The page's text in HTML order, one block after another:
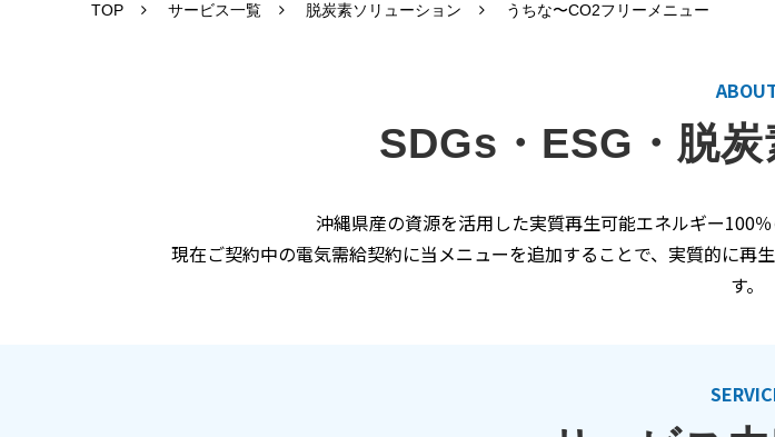
TOP サービス一覧 脱炭素ソリューション うちな〜CO2フリーメニュー
SDGs・ESG・脱
沖縄県産の資源を活用した実質再生可能エネルギー100
現在ご契約中の電気需給契約に当メニューを追加することで、実質的に再
す。